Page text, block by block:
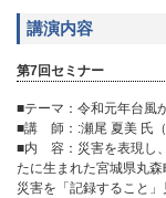
講演内容
第7回セミナー
■テーマ：令和元年台風
■講 師：:瀬尾 夏美 氏（
■内 容：災害を表現し
たに生まれた宮城県丸森
災害を「記録すること